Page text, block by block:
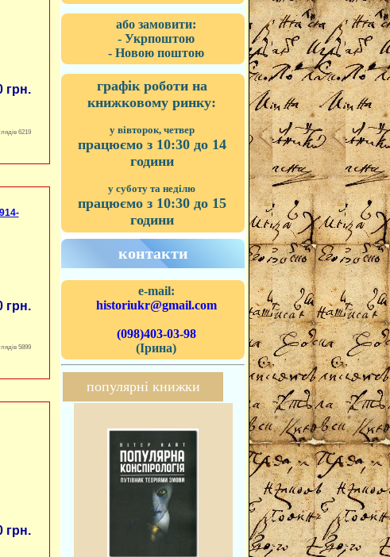
грн.
6219
грн.
5899
грн.
або замовити:
- Укрпоштою
- Новою поштою
графік роботи на
книжковому ринку:
у вівторок, четвер
працюємо з 10:30 до 14
години
у суботу та неділю
працюємо з 10:30 до 15
години
контакти
e-mail:
historiukr@gmail.com
(098)403-03-98
(Ірина)
популярні книжки